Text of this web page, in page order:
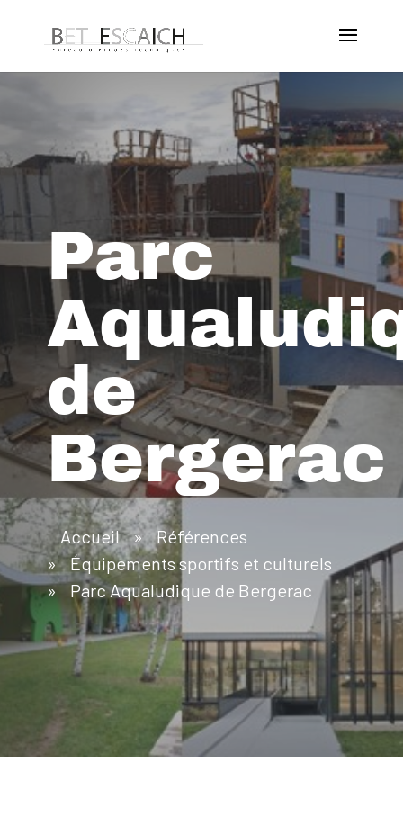
Parc
de
Bergerac
Accueil »
Références
»
Équipements sportifs et culturels
»
Parc Aqualudique de Bergerac